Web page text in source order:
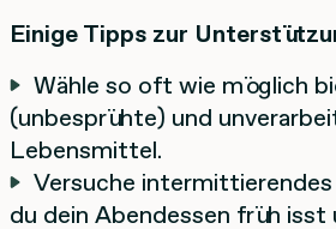
Einige Tipps zur
Wähle so oft wie möglich
(unbesprühte) und
Lebensmittel.
Versuche
du dein Abendessen früh isst